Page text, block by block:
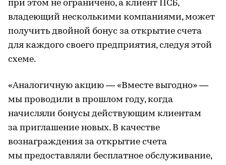
при этом не ограничено, а клиент ПСБ,
владеющий несколькими компаниями, может
получить двойной бонус за открытие счета
для каждого своего предприятия, следуя этой
схеме.
«Аналогичную акцию — «Вместе выгодно» —
мы проводили в прошлом году, когда
начисляли бонусы действующим клиентам
за приглашение новых. В качестве
вознаграждения за открытие счета
мы предоставляли бесплатное обслуживание,